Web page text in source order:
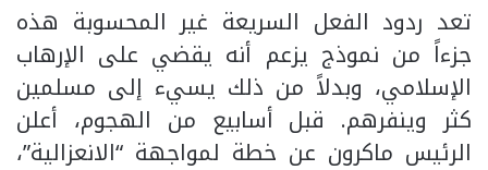
تعد ردود الفعل السريعة غير المحسوبة هذه
جزءاً من نموذج يزعم أنه يقضي على الإرهاب
الإسلامي، وبدلاً من ذلك يسيء إلى مسلمين
كثر وينفرهم. قبل أسابيع من الهجوم، أعلن
الرئيس ماكرون عن خطة لمواجهة “الانعزالية”،